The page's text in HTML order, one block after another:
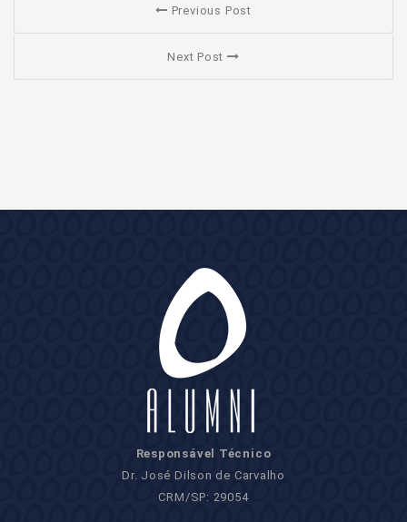
Previous Post
Next Post
Responsável Técnico
Dr. José Dilson de Carvalho
CRM/SP: 29054